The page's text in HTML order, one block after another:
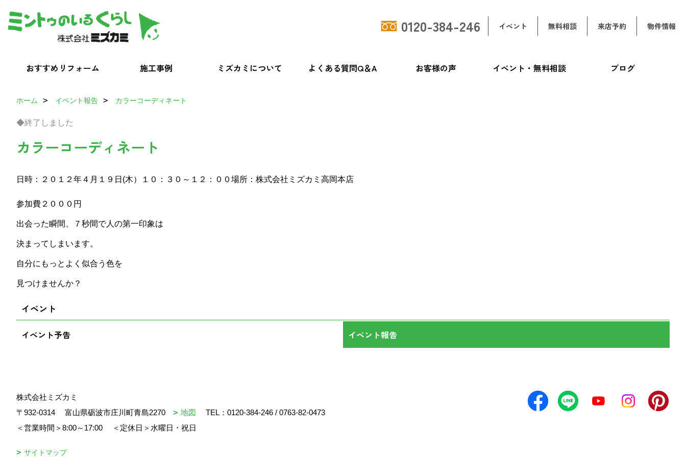
0120-384-246 イベント 無料相談 来店予約 物件情報
おすすめリフォーム 施工事例 ミズカミについて よくある質問Q＆A お客様の声 イベント・無料相談 ブログ
ホーム イベント報告 カラーコーディネート
◆終了しました
カラーコーディネート
日時：２０１２年４月１９日(木）１０：３０～１２：００場所：株式会社ミズカミ高岡本店
参加費２０００円
出会った瞬間、７秒間で人の第一印象は
決まってしまいます。
自分にもっとよく似合う色を
見つけませんか？
イベント
イベント予告 イベント報告
株式会社ミズカミ
〒932-0314
富山県砺波市庄川町青島2270 地図 TEL： 0120-384-246 / 0763-82-0473
＜営業時間＞8:00～17:00
＜定休日＞水曜日・祝日
サイトマップ